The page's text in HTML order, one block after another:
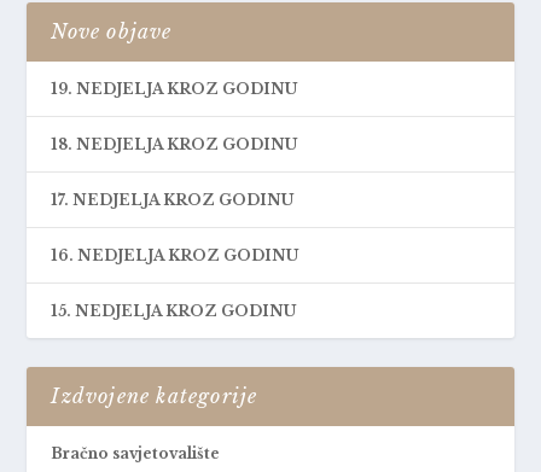
Nove objave
19. NEDJELJA KROZ GODINU
18. NEDJELJA KROZ GODINU
17. NEDJELJA KROZ GODINU
16. NEDJELJA KROZ GODINU
15. NEDJELJA KROZ GODINU
Izdvojene kategorije
Bračno savjetovalište